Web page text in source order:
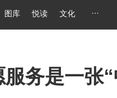
图库 悦读 文化 ···
务是一张